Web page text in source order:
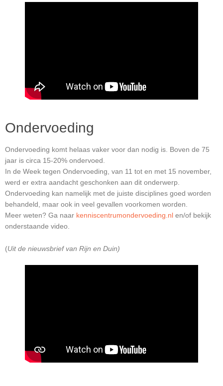
Ondervoeding
Ondervoeding komt helaas vaker voor dan nodig is. Boven de 75
jaar is circa 15-20% ondervoed.
In de Week tegen Ondervoeding, van 11 tot en met 15 november,
werd er extra aandacht geschonken aan dit onderwerp.
Ondervoeding kan namelijk met de juiste disciplines goed worden
behandeld, maar ook in veel gevallen voorkomen worden.
Meer weten? Ga naar kenniscentrumondervoeding.nl en/of bekijk
onderstaande video.
(Uit de nieuwsbrief van Rijn en Duin)